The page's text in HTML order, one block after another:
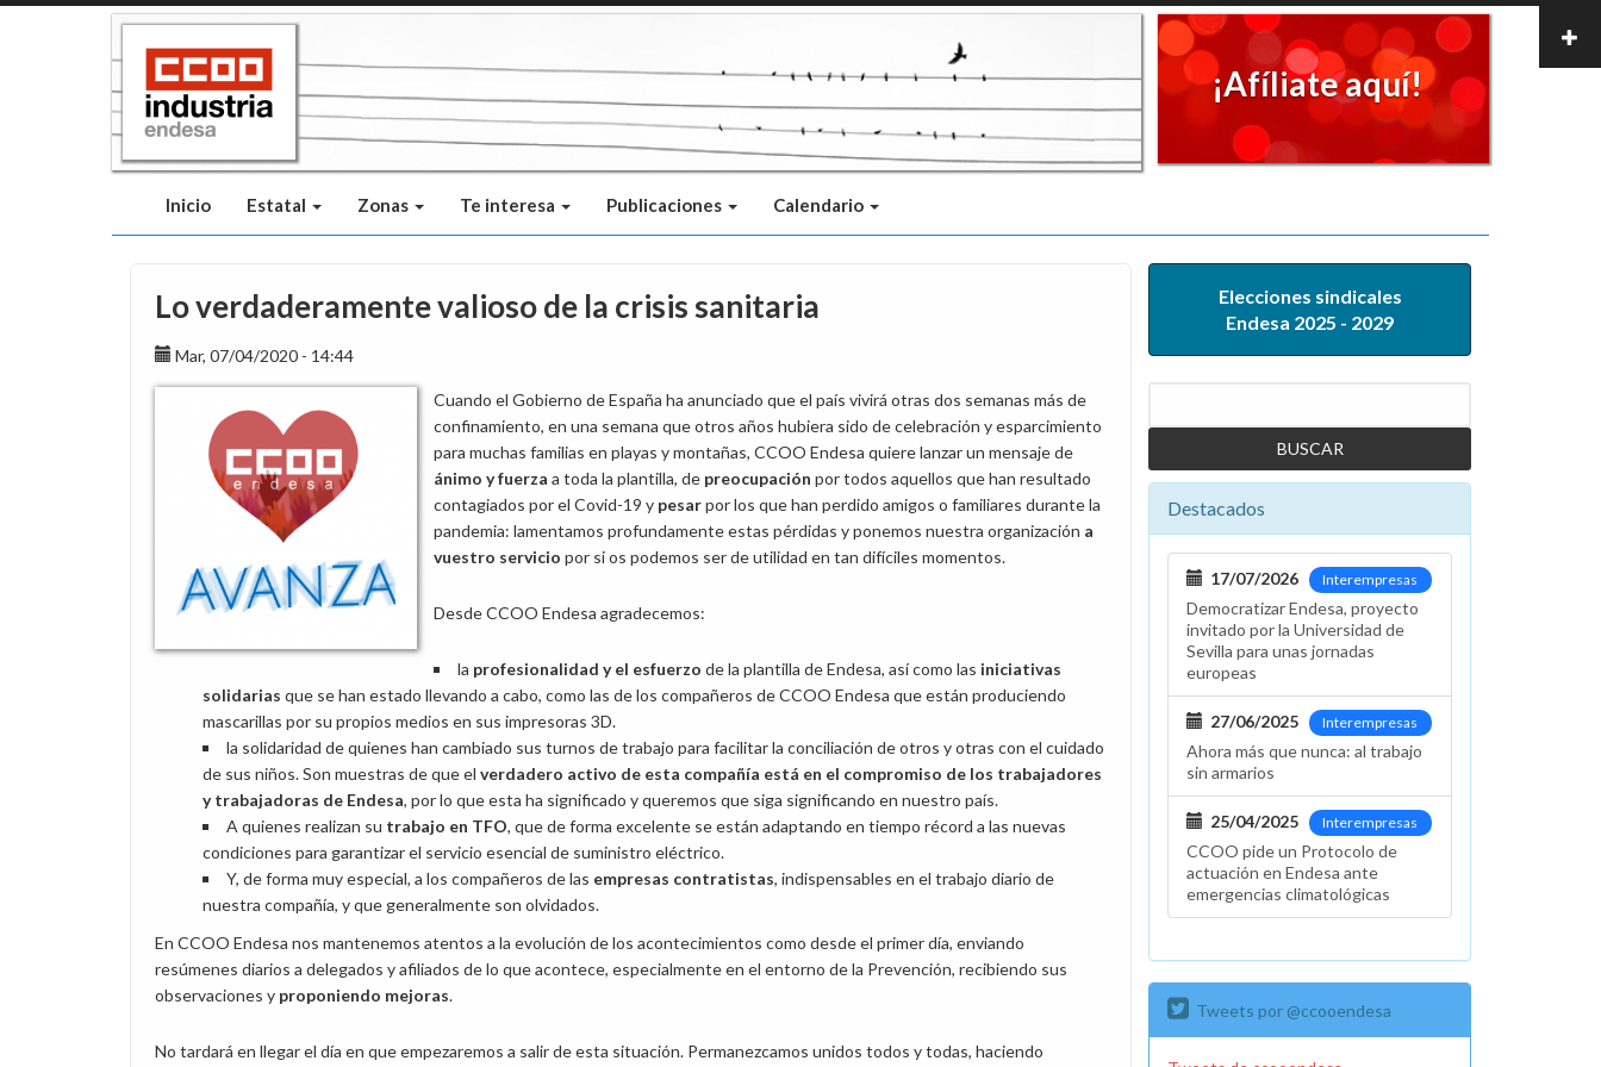
¡Afíliate aquí!
Inicio Estatal Zonas Te interesa Publicaciones Calendario
Lo verdaderamente valioso de la crisis sanitaria
Mar, 07/04/2020 - 14:44
Cuando el Gobierno de España ha anunciado que el país vivirá otras dos semanas más de
confinamiento, en una semana que otros años hubiera sido de celebración y esparcimiento
para muchas familias en playas y montañas, CCOO Endesa quiere lanzar un mensaje de
ánimo y fuerza a toda la plantilla, de preocupación por todos aquellos que han resultado
contagiados por el Covid-19 y pesarpor los que han perdido amigos o familiares durante la
pandemia: lamentamos profundamente estas pérdidas y ponemos nuestra organización a
vuestro servicio por si os podemos ser de utilidad en tan difíciles momentos.
Desde CCOO Endesa agradecemos:
la profesionalidad y el esfuerzo de la plantilla de Endesa, así como las iniciativas
solidarias que se han estado llevando a cabo, como las de los compañeros de CCOO Endesa que están produciendo
mascarillas por su propios medios en sus impresoras 3D.
la solidaridad de quienes han cambiado sus turnos de trabajo para facilitar la conciliación de otros y otras con el cuidado
de sus niños. Son muestras de que el verdadero activo de esta compañía está en el compromiso de los trabajadores
y trabajadoras de Endesa, por lo que esta ha significado y queremos que siga significando en nuestro país.
A quienes realizan su trabajo en TFO, que de forma excelente se están adaptando en tiempo récord a las nuevas
condiciones para garantizar el servicio esencial de suministro eléctrico.
Y, de forma muy especial, a los compañeros de las empresas contratistas, indispensables en el trabajo diario de
nuestra compañía, y que generalmente son olvidados.
En CCOO Endesa nos mantenemos atentos a la evolución de los acontecimientos como desde el primer día, enviando
resúmenes diarios a delegados y afiliados de lo que acontece, especialmente en el entorno de la Prevención, recibiendo sus
observaciones y proponiendo mejoras.
No tardará en llegar el día en que empezaremos a salir de esta situación. Permanezcamos unidos todos y todas, haciendo
Elecciones sindicales
Endesa 2025 - 2029
Destacados
Interempresas
17/07/2026
Democratizar Endesa, proyecto
invitado por la Universidad de
Sevilla para unas jornadas
europeas
Interempresas
27/06/2025
Ahora más que nunca: al trabajo
sin armarios
Interempresas
25/04/2025
CCOO pide un Protocolo de
actuación en Endesa ante
emergencias climatológicas
Tweets por @ccooendesa